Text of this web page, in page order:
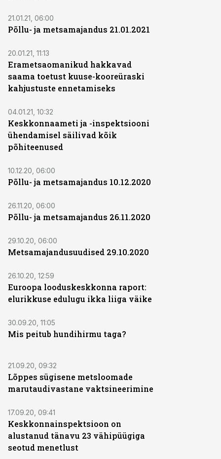
21.01.21, 06:00
Põllu- ja metsamajandus 21.01.2021
20.01.21, 11:13
Erametsaomanikud hakkavad
saama toetust kuuse-kooreüraski
kahjustuste ennetamiseks
04.01.21, 10:32
Keskkonnaameti ja -inspektsiooni
ühendamisel säilivad kõik
põhiteenused
10.12.20, 06:00
Põllu- ja metsamajandus 10.12.2020
26.11.20, 06:00
Põllu- ja metsamajandus 26.11.2020
29.10.20, 06:00
Metsamajandusuudised 29.10.2020
26.10.20, 12:59
Euroopa looduskeskkonna raport:
elurikkuse edulugu ikka liiga väike
30.09.20, 11:05
Mis peitub hundihirmu taga?
21.09.20, 09:32
Lõppes sügisene metsloomade
marutaudivastane vaktsineerimine
17.09.20, 09:41
Keskkonnainspektsioon on
alustanud tänavu 23 vähipüügiga
seotud menetlust